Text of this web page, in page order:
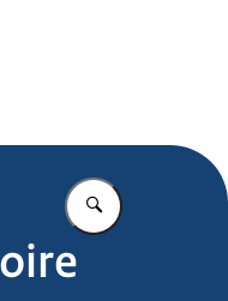
Vul in wat u